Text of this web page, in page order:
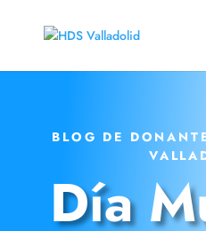
BLOG DE
Día